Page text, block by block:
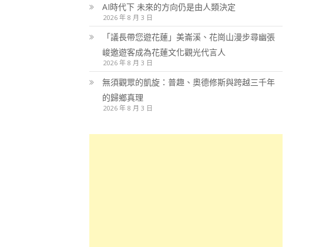
AI時代下 未來的方向仍是由人類決定
2026 年 8 月 3 日
「議長帶您遊花蓮」美崙溪、花崗山漫步尋幽張
峻邀遊客成為花蓮文化觀光代言人
2026 年 8 月 3 日
無須觀眾的凱旋：普趣、奧德修斯與跨越三千年
的歸鄉真理
2026 年 8 月 3 日